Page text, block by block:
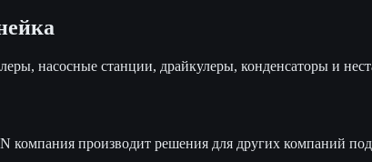
насосные станции, драйкулеры, конденсаторы и
производит решения для других компаний